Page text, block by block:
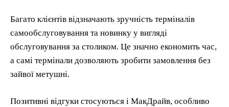
Багато клієнтів відзначають зручність терміналів
самообслуговування та новинку у вигляді
обслуговування за столиком. Це значно економить час,
а самі термінали дозволяють зробити замовлення без
зайвої метушні.
Позитивні відгуки стосуються і МакДрайв, особливо